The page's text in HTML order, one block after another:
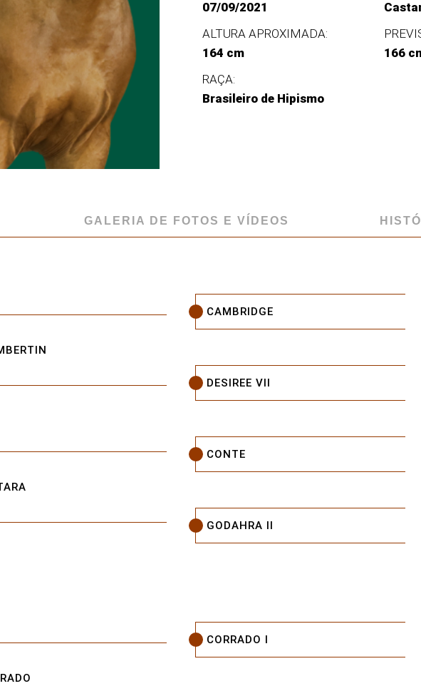
07/09/2021
ALTURA APROXIMADA:
164 cm
166
RAÇA:
Brasileiro de Hipismo
GALERIA DE FOTOS E VÍDEOS
CAMBRIDGE
DESIREE VII
CONTE
GODAHRA II
CORRADO I